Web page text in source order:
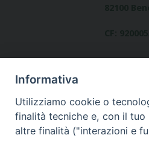
Informativa
Utilizziamo cookie o
finalità tecniche e, con il tuo
altre finalità ("interazioni e